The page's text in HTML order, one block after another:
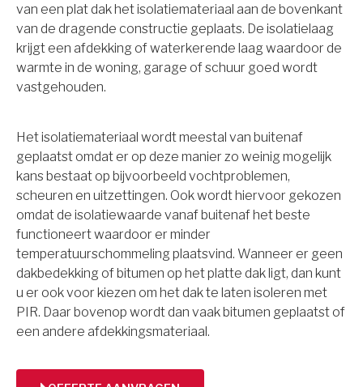
van een plat dak het isolatiemateriaal aan de bovenkant
van de dragende constructie geplaats. De isolatielaag
krijgt een afdekking of waterkerende laag waardoor de
warmte in de woning, garage of schuur goed wordt
vastgehouden.
Het isolatiemateriaal wordt meestal van buitenaf
geplaatst omdat er op deze manier zo weinig mogelijk
kans bestaat op bijvoorbeeld vochtproblemen,
scheuren en uitzettingen. Ook wordt hiervoor gekozen
omdat de isolatiewaarde vanaf buitenaf het beste
functioneert waardoor er minder
temperatuurschommeling plaatsvind. Wanneer er geen
dakbedekking of bitumen op het platte dak ligt, dan kunt
u er ook voor kiezen om het dak te laten isoleren met
PIR. Daar bovenop wordt dan vaak bitumen geplaatst of
een andere afdekkingsmateriaal.